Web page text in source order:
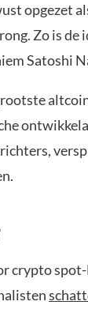
opgezet
Zo is de
Satoshi
crypto spot-